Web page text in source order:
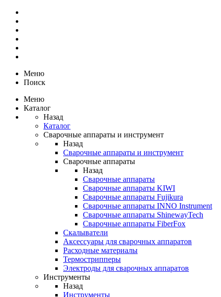
Меню
Поиск
Меню
Каталог
Назад
Каталог
Сварочные аппараты и инструмент
Назад
Сварочные аппараты и инструмент
Сварочные аппараты
Назад
Сварочные аппараты
Сварочные аппараты KIWI
Сварочные аппараты Fujikura
Сварочные аппараты INNO Instrument
Сварочные аппараты ShinewayTech
Cварочные аппараты FiberFox
Скалыватели
Аксессуары для сварочных аппаратов
Расходные материалы
Термострипперы
Электроды для сварочных аппаратов
Инструменты
Назад
Инструменты